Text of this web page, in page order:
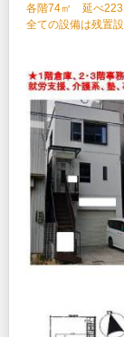
各階74㎡ 延べ
全ての設備は残置